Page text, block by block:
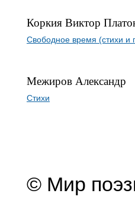
Коркия Виктор
Свободное время (стихи и
Межиров Александр
Стихи
© Мир